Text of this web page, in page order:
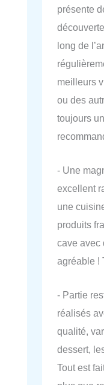
présente
long de
meilleurs
ou des
toujours
- Une
excellent
une
produits
cave avec
agréable !
- Partie
réalisés
qualité,
dessert,
Tout est